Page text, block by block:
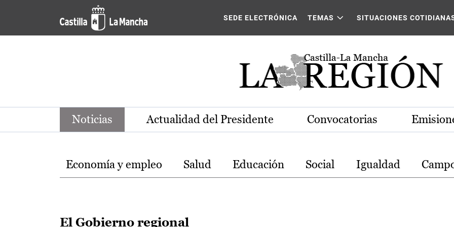
Pasar al contenido principal
Noticias de la región de Castilla-La Mancha
SEDE ELECTRÓNICA TEMAS SITUACIONES
Noticias Actualidad del Presidente Convocatorias
Temas
Economía y empleo Salud Educación Social Igualdad
El Gobierno regional